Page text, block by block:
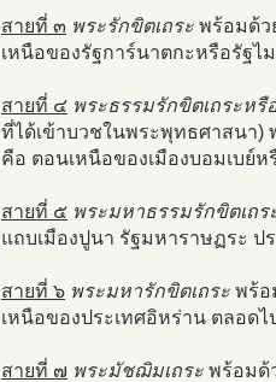
สายที่ ๓ พระรักขิตเถระ พร้อมด้ว
เหนือของรัฐการ์นาตกะหรือรัฐไ
สายที่ ๔ พระธรรมรักขิตเถระหรื
ที่ได้เข้าบวชในพระพุทธศาสนา
คือ ตอนเหนือของเมืองบอมเบย์ห
สายที่ ๕ พระมหาธรรมรักขิตเถร
แถบเมืองปูนา รัฐมหาราษฏระ ป
สายที่ ๖ พระมหารักขิตเถระ พร้อ
เหนือของประเทศอิหร่าน ตลอด
สายที่ ๗ พระมัชฌิมเถระ พร้อม